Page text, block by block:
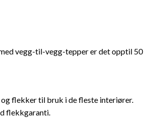
vegg-til-vegg-tepper er det opptil 50
flekker til bruk i de fleste interiører.
flekkgaranti.